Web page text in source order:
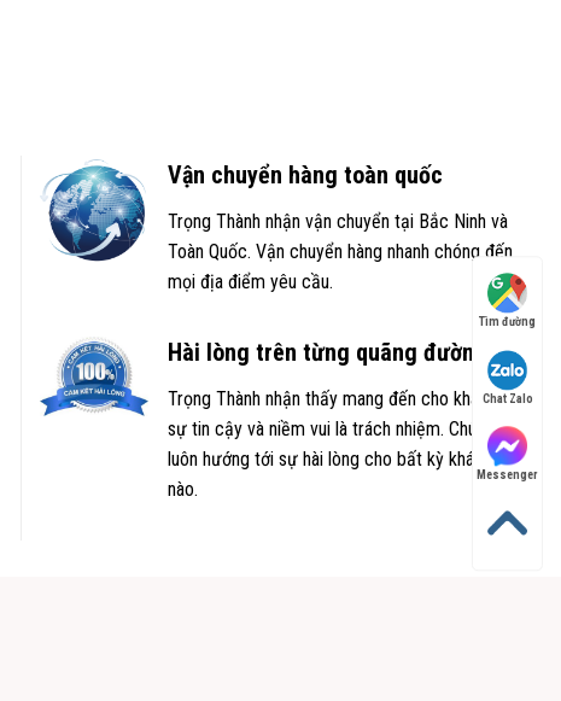
Vận chuyển hàng toàn quốc
Trọng Thành nhận vận chuyển tại Bắc Ninh và
Toàn Quốc. Vận chuyển hàng nhanh chóng đến
mọi địa điểm yêu cầu.
Hài lòng trên từng quãng đường
Trọng Thành nhận thấy mang đến cho khách hàng
sự tin cậy và niềm vui là trách nhiệm. Chúng tôi
luôn hướng tới sự hài lòng cho bất kỳ khách hàng
nào.
Tìm đường
Chat Zalo
Messenger